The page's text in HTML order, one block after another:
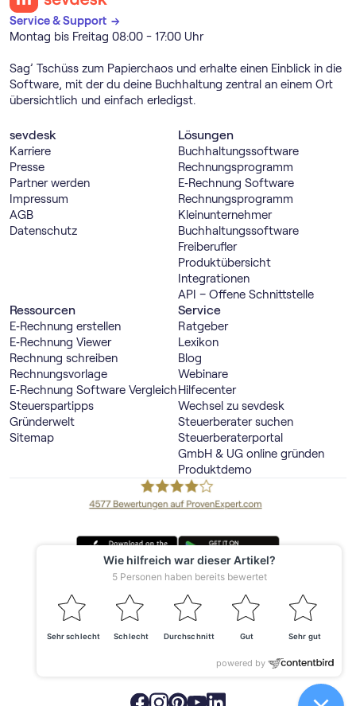
Service & Support →
Montag bis Freitag 08:00 - 17:00 Uhr
Sag’ Tschüss zum Papierchaos und erhalte einen Einblick in die
Software, mit der du deine Buchhaltung zentral an einem Ort
übersichtlich und einfach erledigst.
sevdesk
Karriere
Presse
Partner werden
Impressum
AGB
Datenschutz
Lösungen
Buch­haltungs­software
Rechnungs­programm
E‑Rechnung Software
Rechnungs­programm
Kleinunternehmer
Buch­haltungs­software
Freiberufler
Produktübersicht
Integrationen
API – Offene Schnittstelle
Ressourcen
E‑Rechnung erstellen
E‑Rechnung Viewer
Rechnung schreiben
Rechnungsvorlage
E‑Rechnung Software Vergleich
Steuerspartipps
Gründerwelt
Sitemap
Service
Ratgeber
Lexikon
Blog
Webinare
Hilfecenter
Wechsel zu sevdesk
Steuerberater suchen
Steuerberaterportal
GmbH & UG online gründen
Produktdemo
Made with ❤️ in Offenburg
Deutschland